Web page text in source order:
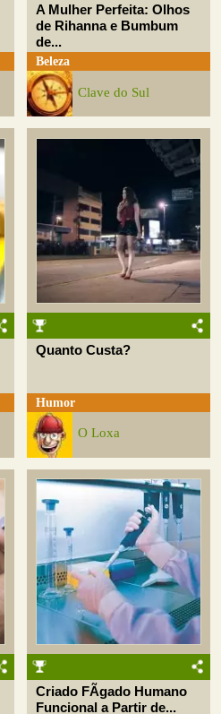
A Mulher Perfeita: Olhos
de Rihanna e Bumbum
de...
Beleza
Clave do Sul
Quanto Custa?
Humor
O Loxa
Criado FÃ­gado Humano
Funcional a Partir de...